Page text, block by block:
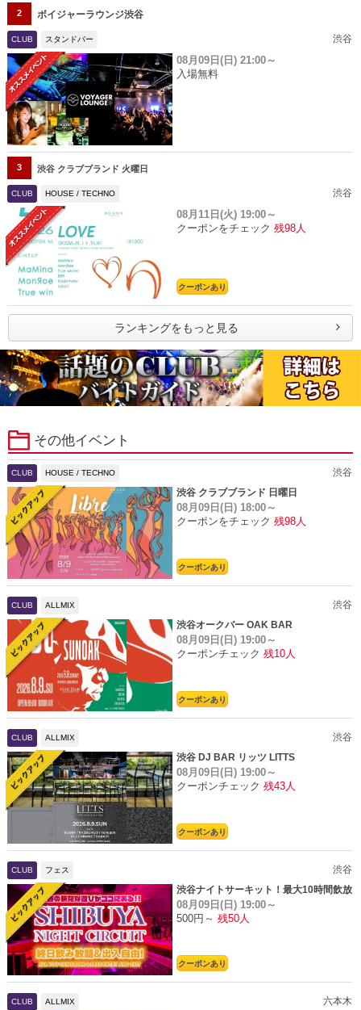
2 ボイジャーラウンジ渋谷
CLUB スタンドバー 渋谷
08月09日(日) 21:00～
入場無料
3 渋谷 クラブブランド 火曜日
CLUB HOUSE / TECHNO 渋谷
08月11日(火) 19:00～
クーポンをチェック 残98人
クーポンあり
ランキングをもっと見る
その他イベント
CLUB HOUSE / TECHNO
渋谷
渋谷 クラブブランド 日曜日
08月09日(日) 18:00～
クーポンをチェック 残98人
クーポンあり
CLUB ALLMIX
渋谷
渋谷オークバー OAK BAR
08月09日(日) 19:00～
クーポンチェック 残10人
クーポンあり
CLUB ALLMIX
渋谷
渋谷 DJ BAR リッツ LITTS
08月09日(日) 19:00～
クーポンチェック 残43人
クーポンあり
CLUB フェス
渋谷
渋谷ナイトサーキット！最大10時間飲放
題
08月09日(日) 19:00～
500円～ 残50人
クーポンあり
CLUB ALLMIX
六本木